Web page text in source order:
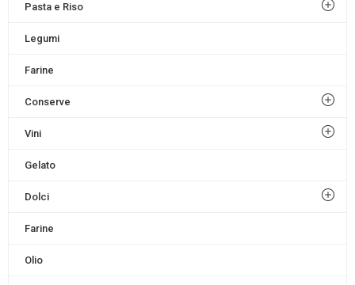
Pasta e Riso
Legumi
Farine
Conserve
Vini
Gelato
Dolci
Farine
Olio